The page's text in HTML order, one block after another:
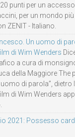
punti per un
per un mondo
ZENIT - Italiano.
Un uomo di
di Wim Wenders
a cura di
della Maggiore The
di parola”, dietro
di Wim Wenders
2021: Possesso